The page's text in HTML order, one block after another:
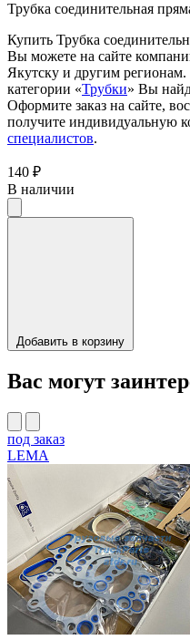
Трубка соединительная
Купить Трубка
Вы можете на сайте
Якутску и другим
категории «Трубки» Вы
Оформите заказ на сайте,
получите индивидуальную
специалистов.
140 ₽
В наличии
Добавить в корзину
Вас могут
под заказ
LEMA